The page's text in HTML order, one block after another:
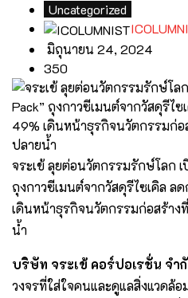
Uncategorized
มิถุนายน 24, 2024
350
จระเข้ ลุยต่อนวัตกรรมรักษ์โลก เ
ถุงกาวซีเมนต์จากวัสดุรีไซเคิล ล
เดินหน้าธุรกิจนวัตกรรมก่อสร้าง
น้ำ
บริษัท จระเข้ คอร์ปอเรชั่น จำ
วงจรที่ใส่ใจคนและดูแลสิ่งแวดล้